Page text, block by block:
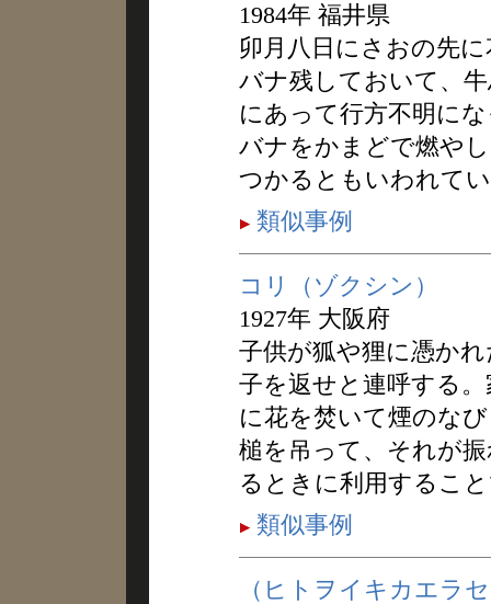
1984年 福井県
卯月八日にさおの先
バナ残しておいて、
にあって行方不明に
バナをかまどで燃や
つかるともいわれて
類似事例
コリ（ゾクシン）
1927年 大阪府
子供が狐や狸に憑か
子を返せと連呼する
に花を焚いて煙のな
槌を吊って、それが
るときに利用するこ
類似事例
（ヒトヲイキカエラ